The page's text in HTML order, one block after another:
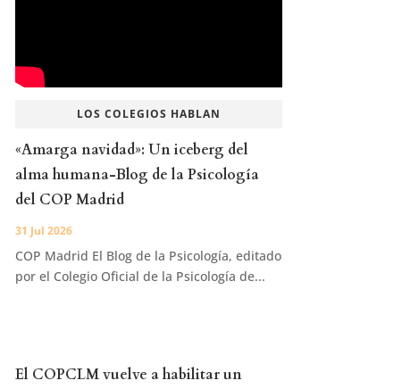
LOS COLEGIOS HABLAN
«Amarga navidad»: Un iceberg del
alma humana-Blog de la Psicología
del COP Madrid
31 Jul 2026
COP Madrid El Blog de la Psicología, editado
por el Colegio Oficial de la Psicología de...
El COPCLM vuelve a habilitar un